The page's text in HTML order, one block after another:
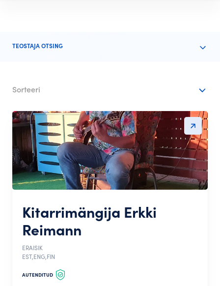
TEOSTAJA OTSING
Sorteeri
Kitarrimängija Erkki
Reimann
ERAISIK
EST,ENG,FIN
AUTENDITUD